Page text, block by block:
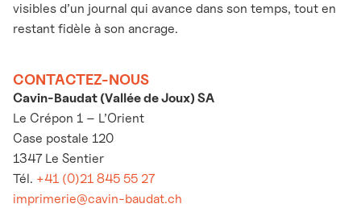
visibles d’un journal qui avance dans son temps, tout en
restant fidèle à son ancrage.
CONTACTEZ-NOUS
Cavin-Baudat (Vallée de Joux) SA
Le Crépon 1 – L’Orient
Case postale 120
1347 Le Sentier
Tél. +41 (0)21 845 55 27
imprimerie@cavin-baudat.ch